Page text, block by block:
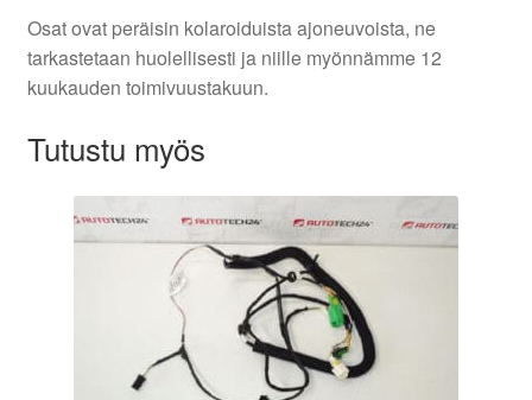
Osat ovat peräisin kolaroiduista ajoneuvoista, ne
tarkastetaan huolellisesti ja niille myönnämme 12
kuukauden toimivuustakuun.
Tutustu myös